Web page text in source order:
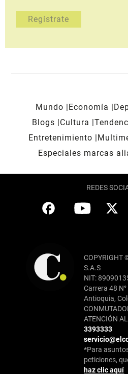
Mundo Economía
Blogs
Cultura
Entretenimiento
Especiales marcas
REDES
COPYRIGHT
S.A.S
NIT:
Carrera 48
Antioquia,
ATENCIÓN
3393333
*Para
peticiones,
haz clic aquí